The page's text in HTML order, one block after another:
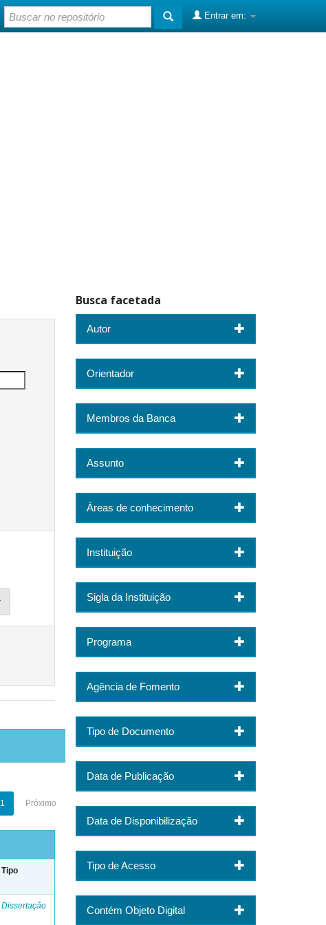
Entrar em:
1 Próximo
Tipo
Dissertação
Busca facetada
Autor
Orientador
Membros da Banca
Assunto
Áreas de conhecimento
Instituição
Sigla da Instituição
Programa
Agência de Fomento
Tipo de Documento
Data de Publicação
Data de Disponibilização
Tipo de Acesso
Contém Objeto Digital